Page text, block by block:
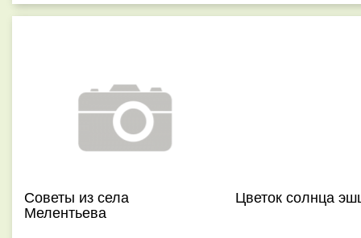
Советы из села
Мелентьева
Цветок солнца